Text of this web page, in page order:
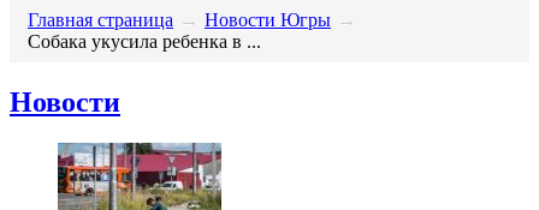
Главная страница → Новости Югры →
​Собака укусила ребенка в ...
Новости